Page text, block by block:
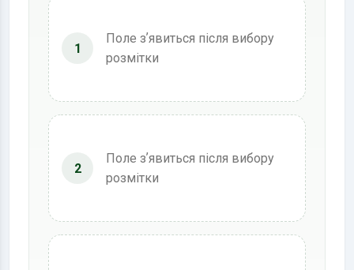
1
Поле зʼявиться після вибору
розмітки
2
Поле зʼявиться після вибору
розмітки